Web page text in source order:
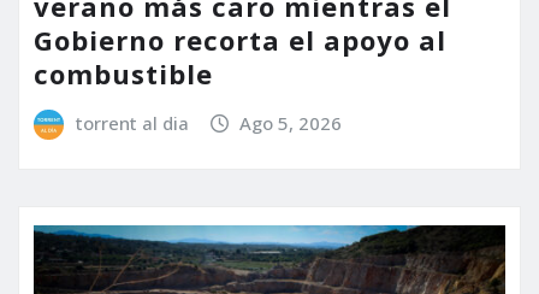
Gobierno recorta el apoyo al
combustible
torrent al dia Ago 5, 2026